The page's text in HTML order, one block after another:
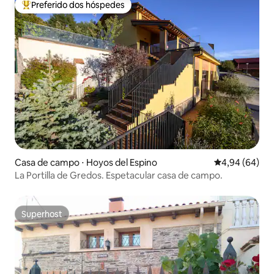
Entre os melhores preferidos dos hóspedes
Preferido dos hóspedes
Casa de campo ⋅ Hoyos del Espino 4,94 de uma
4,94 (64)
La Portilla de Gredos. Espetacular casa de campo.
Superhost
Superhost